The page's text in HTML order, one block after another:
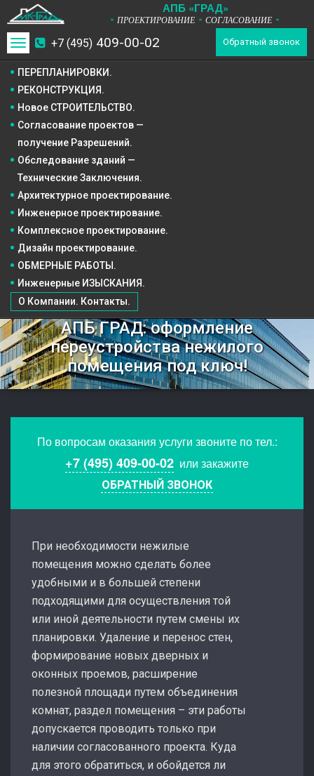
АПБ «ГРАД»
* ПРОЕКТИРОВАНИЕ * СОГЛАСОВАНИЕ *
+7 (495) 409-00-02 Обратный звонок
Toggle
navigation
ПЕРЕПЛАНИРОВКИ.
РЕКОНСТРУКЦИЯ.
Новое СТРОИТЕЛЬСТВО.
ОБМЕРНЫЕ РАБОТЫ.
Инженерные ИЗЫСКАНИЯ.
О Компании. Контакты.
Согласование проектов —
получение Разрешений.
Обследование зданий —
Технические Заключения.
Архитектурное проектирование.
Инженерное проектирование.
Комплексное проектирование.
Дизайн проектирование.
АПБ ГРАД: оформление
переустройства нежилого
помещения под ключ!
По вопросам оказания услуги звоните по тел.:
+7 (495) 409-00-02 или закажите
ОБРАТНЫЙ ЗВОНОК
При необходимости нежилые
помещения можно сделать более
удобными и в большей степени
подходящими для осуществления той
или иной деятельности путем смены их
планировки. Удаление и перенос стен,
формирование новых дверных и
оконных проемов, расширение
полезной площади путем объединения
комнат, раздел помещения – эти работы
допускается проводить только при
наличии согласованного проекта. Куда
для этого обратиться, и обойдется ли